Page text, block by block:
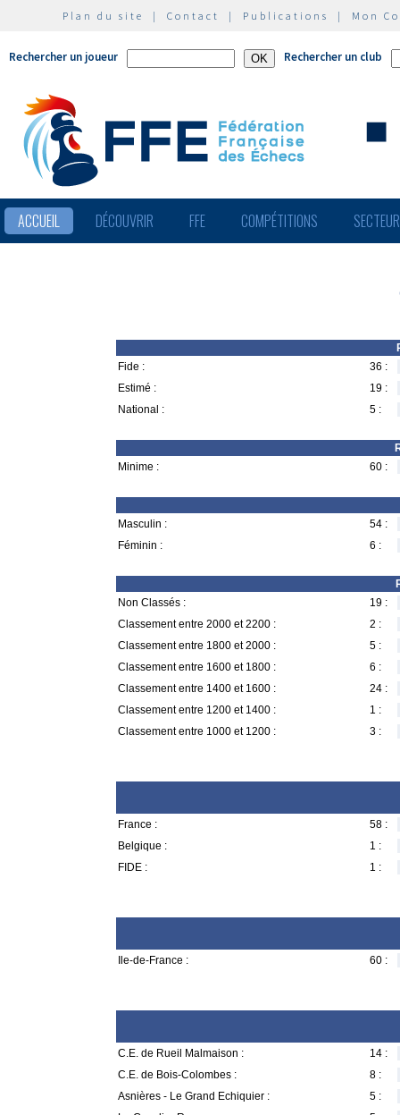
Plan du site | Contact | Publications | Mon
Rechercher un joueur Rechercher un club
ACCUEIL DÉCOUVRIR FFE COMPÉTITIONS
Fide :
36 :
Estimé :
19 :
National :
5 :
Minime :
60 :
Masculin :
54 :
Féminin :
6 :
Non Classés :
19 :
Classement entre 2000 et 2200 :
2 :
Classement entre 1800 et 2000 :
5 :
Classement entre 1600 et 1800 :
6 :
Classement entre 1400 et 1600 :
24 :
Classement entre 1200 et 1400 :
1 :
Classement entre 1000 et 1200 :
3 :
France :
58 :
Belgique :
1 :
FIDE :
1 :
Ile-de-France : 60 :
C.E. de Rueil Malmaison :
14 :
C.E. de Bois-Colombes :
8 :
Asnières - Le Grand Echiquier :
5 :